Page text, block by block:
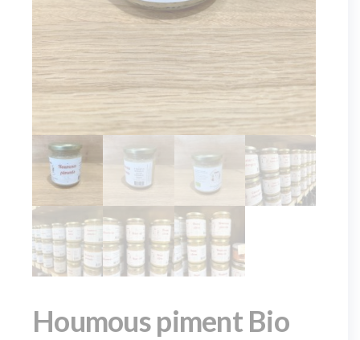
Houmous piment Bio